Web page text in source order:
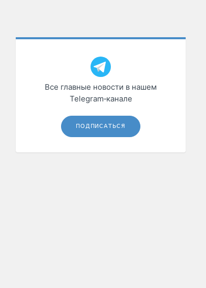
Все главные новости в нашем
Telegram‑канале
ПОДПИСАТЬСЯ